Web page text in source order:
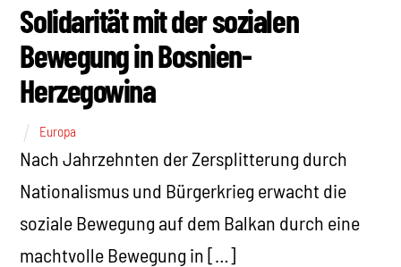
Solidarität mit der sozialen
Bewegung in Bosnien-
Herzegowina
Europa
Nach Jahrzehnten der Zersplitterung durch
Nationalismus und Bürgerkrieg erwacht die
soziale Bewegung auf dem Balkan durch eine
machtvolle Bewegung in […]